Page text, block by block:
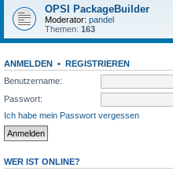
OPSI PackageBuilder
Moderator: pandel
Themen: 163
ANMELDEN • REGISTRIEREN
Benutzername:
Passwort:
Ich habe mein Passwort vergessen
WER IST ONLINE?